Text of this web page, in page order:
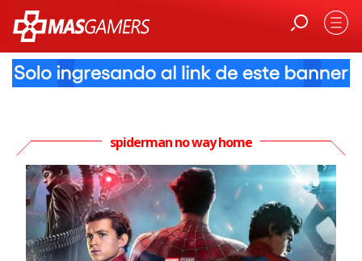
spiderman no way home